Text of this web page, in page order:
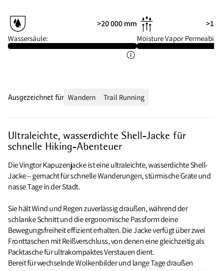
>20 000 mm
Wassersäule:
>15
Moisture Vapor
Ultraleichte, wasserdichte Shell-Jacke für
schnelle Hiking-Abenteuer
Die Vingtor Kapuzenjacke ist eine ultraleichte, wasserdichte Shell-
Jacke – gemacht für schnelle Wanderungen, stürmische Grate und
nasse Tage in der Stadt.
Sie hält Wind und Regen zuverlässig draußen, während der
schlanke Schnitt und die ergonomische Passform deine
Bewegungsfreiheit effizient erhalten. Die Jacke verfügt über zwei
Fronttaschen mit Reißverschluss, von denen eine gleichzeitig als
Packtasche für ultrakompaktes Verstauen dient.
Bereit für wechselnde Wolkenbilder und lange Tage draußen
Ausgezeichnet für Wandern Trail Running